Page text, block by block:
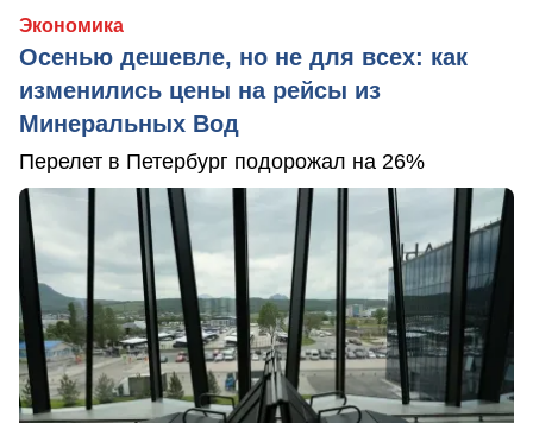
Экономика
Осенью дешевле, но не для всех: как
изменились цены на рейсы из
Минеральных Вод
Перелет в Петербург подорожал на 26%